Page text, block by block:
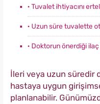
· Tuvalet ihtiyacını
· Uzun süre tuvalette
· Doktorun önerdiği
İleri veya uzun süredir
hastaya uygun
planlanabilir.